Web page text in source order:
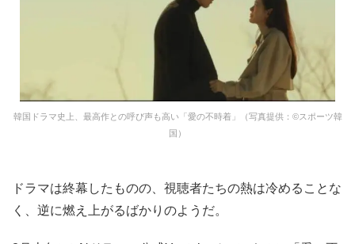
韓国ドラマ史上、最高作との呼び声も高い「愛の不時着」（写真提供：©スポーツ韓
国）
ドラマは終幕したものの、視聴者たちの熱は冷めることな
く、逆に燃え上がるばかりのようだ。